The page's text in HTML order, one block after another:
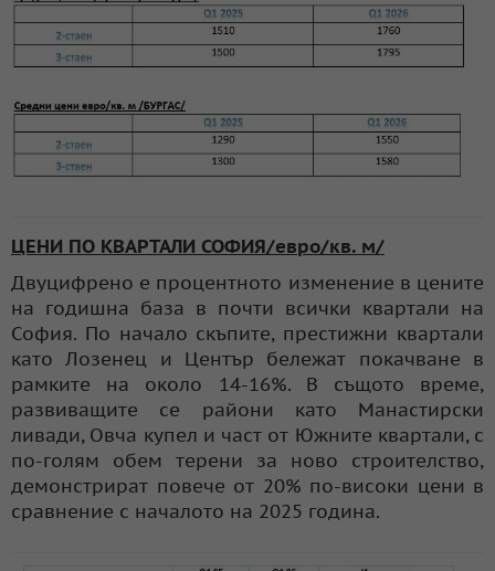
ЦЕНИ ПО КВАРТАЛИ СОФИЯ/евро/кв. м/
Двуцифрено е процентното изменение в цените
на годишна база в почти всички квартали на
София. По начало скъпите, престижни квартали
като Лозенец и Център бележат покачване в
рамките на около 14-16%. В същото време,
развиващите се райони като Манастирски
ливади, Овча купел и част от Южните квартали, с
по-голям обем терени за ново строителство,
демонстрират повече от 20% по-високи цени в
сравнение с началото на 2025 година.